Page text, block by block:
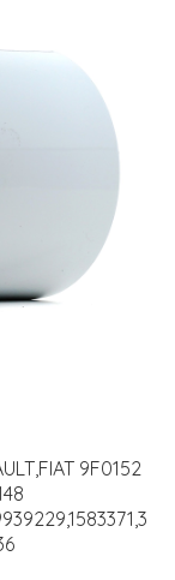
9F0152